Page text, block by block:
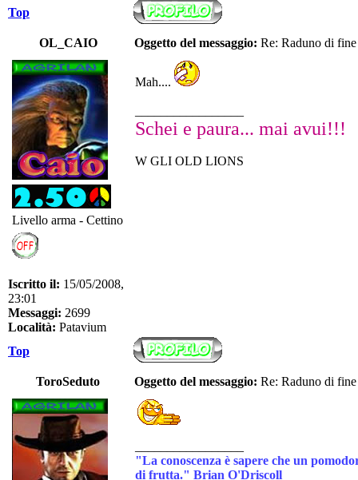
Top
OL_CAIO Oggetto del messaggio: Re: Raduno di
Livello arma - Cettino
Iscritto il: 15/05/2008,
23:01
Messaggi: 2699
Località: Patavium
Mah....
Schei e paura... mai avui!!!
W GLI OLD LIONS
Top
ToroSeduto Oggetto del messaggio: Re: Raduno di
"La conoscenza è sapere che un
di frutta." Brian O'Driscoll